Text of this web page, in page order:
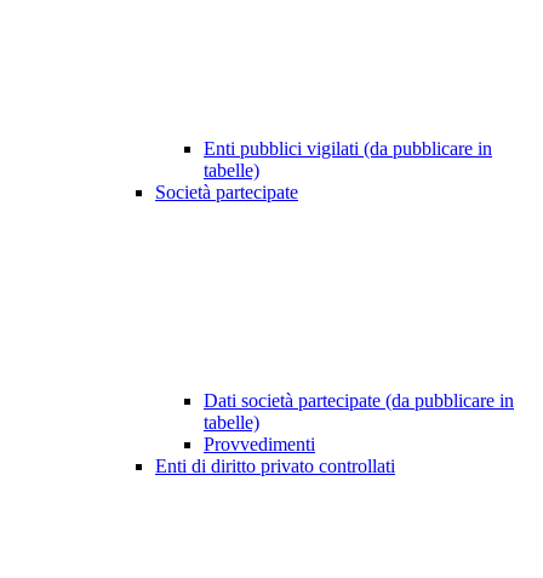
Enti pubblici vigilati (da pubblicare in
tabelle)
Società partecipate
Dati società partecipate (da pubblicare in
tabelle)
Provvedimenti
Enti di diritto privato controllati